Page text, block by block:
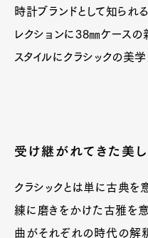
時計ブランドとして知られ
レクションに38㎜ケース
スタイルにクラシックの美学
受け継がれてきた美
クラシックとは単に古典を
練に磨きをかけた古雅を意
曲がそれぞれの時代の解